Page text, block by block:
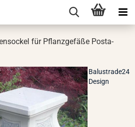
für Pflanz­ge­fä­ße Pos­ta­
Balustrade24
Design